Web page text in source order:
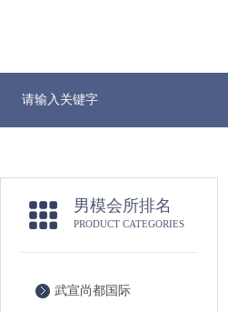
男模会所排名
PRODUCT CATEGORIES
武宣尚都国际